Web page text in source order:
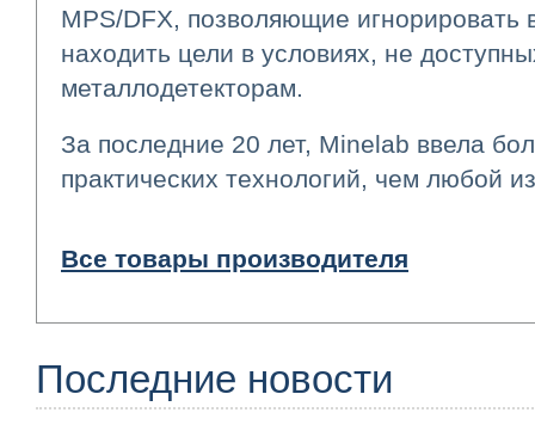
MPS/DFX, позволяющие игнорировать
находить цели в условиях, не
металлодетекторам.
За последние 20 лет, Minelab ввела
практических технологий, чем любой
Все товары производителя
Последние новости